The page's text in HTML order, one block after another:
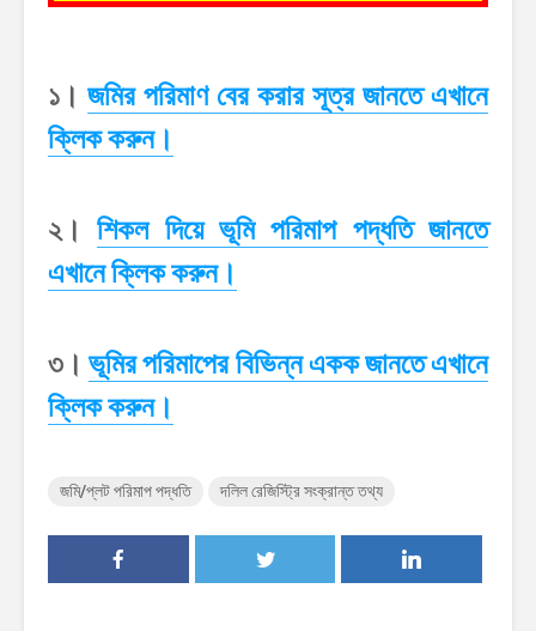
১। জমির পরিমাণ বের করার সূত্র জানতে এখানে
ক্লিক করুন।
২।শিকল দিয়ে ভূমি পরিমাপ পদ্ধতি জানতে
এখানে ক্লিক করুন।
৩।ভূমির পরিমাপের বিভিন্ন একক জানতে এখানে
ক্লিক করুন।
জমি/প্লট পরিমাপ পদ্ধতি দলিল রেজিস্ট্রি সংক্রান্ত তথ্য